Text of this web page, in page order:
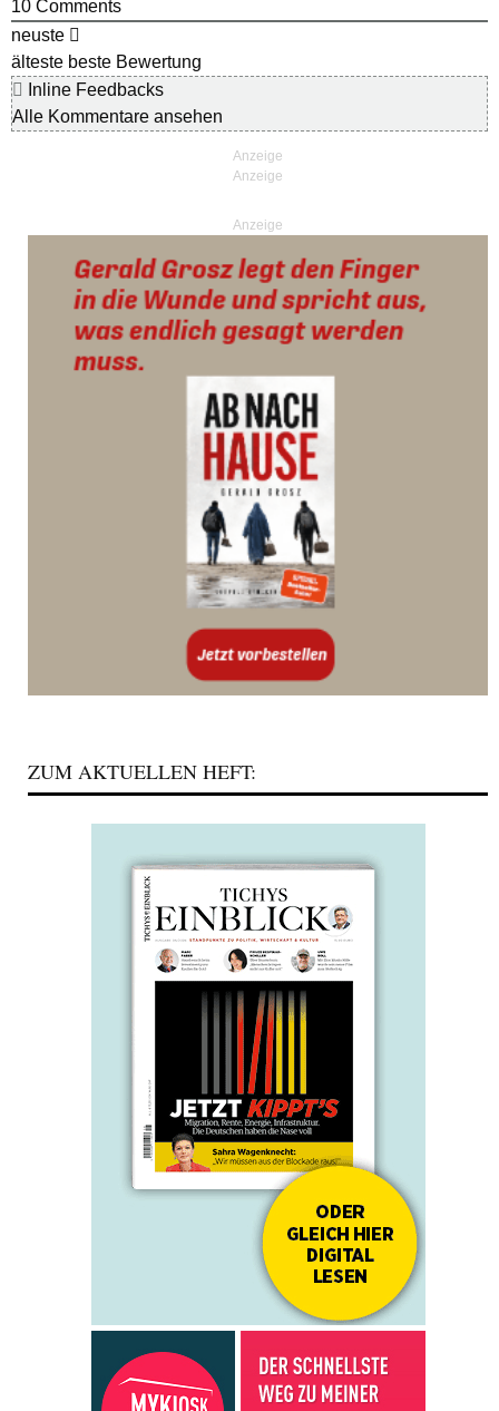
10 Comments
neuste
älteste beste Bewertung
Inline Feedbacks
Alle Kommentare ansehen
Anzeige
ZUM AKTUELLEN HEFT: